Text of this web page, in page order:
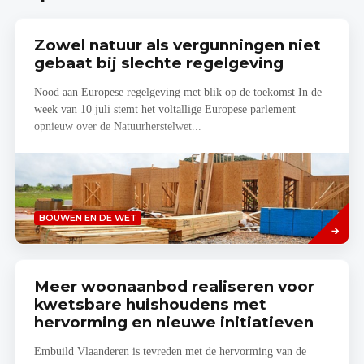
Zowel natuur als vergunningen niet
gebaat bij slechte regelgeving
Nood aan Europese regelgeving met blik op de toekomst In de
week van 10 juli stemt het voltallige Europese parlement
opnieuw over de Natuurherstelwet...
BOUWEN EN DE WET
Lees
meer
Meer woonaanbod realiseren voor
kwetsbare huishoudens met
hervorming en nieuwe initiatieven
Embuild Vlaanderen is tevreden met de hervorming van de